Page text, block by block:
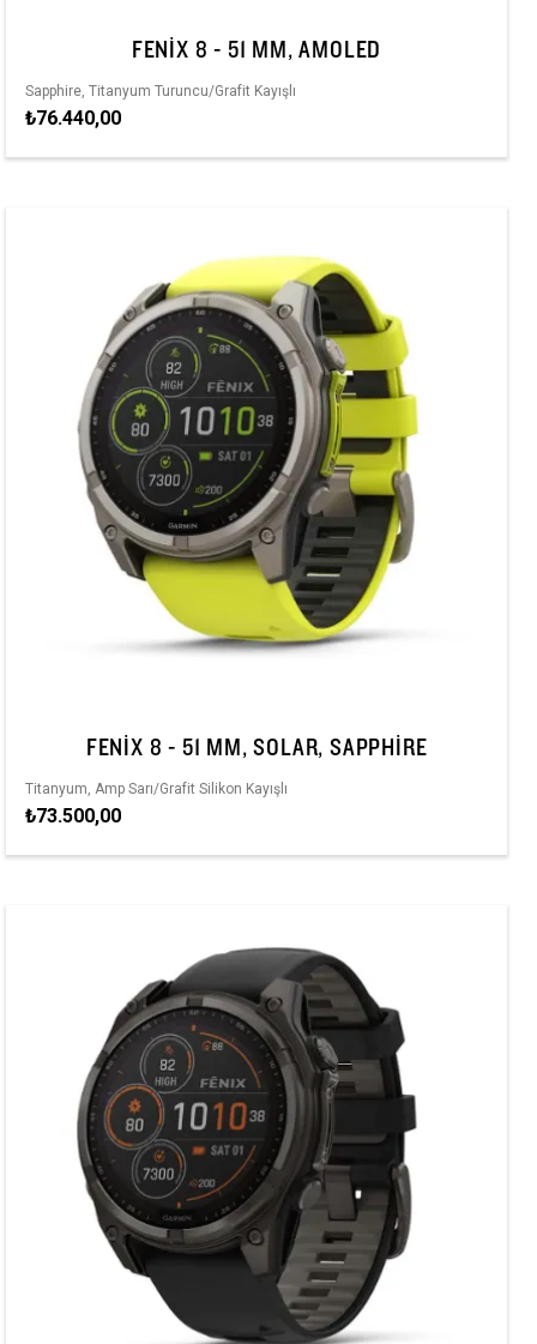
FENIX 8 - 51 MM, AMOLED
Sapphire, Titanyum Turuncu/Grafit Kayışlı
₺76.440,00
FENIX 8 - 51 MM, SOLAR, SAPPHIRE
Titanyum, Amp Sarı/Grafit Silikon Kayışlı
₺73.500,00